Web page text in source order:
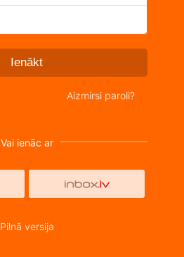
Ienākt
Aizmirsi paroli?
Vai ienāc ar
Pilnā versija